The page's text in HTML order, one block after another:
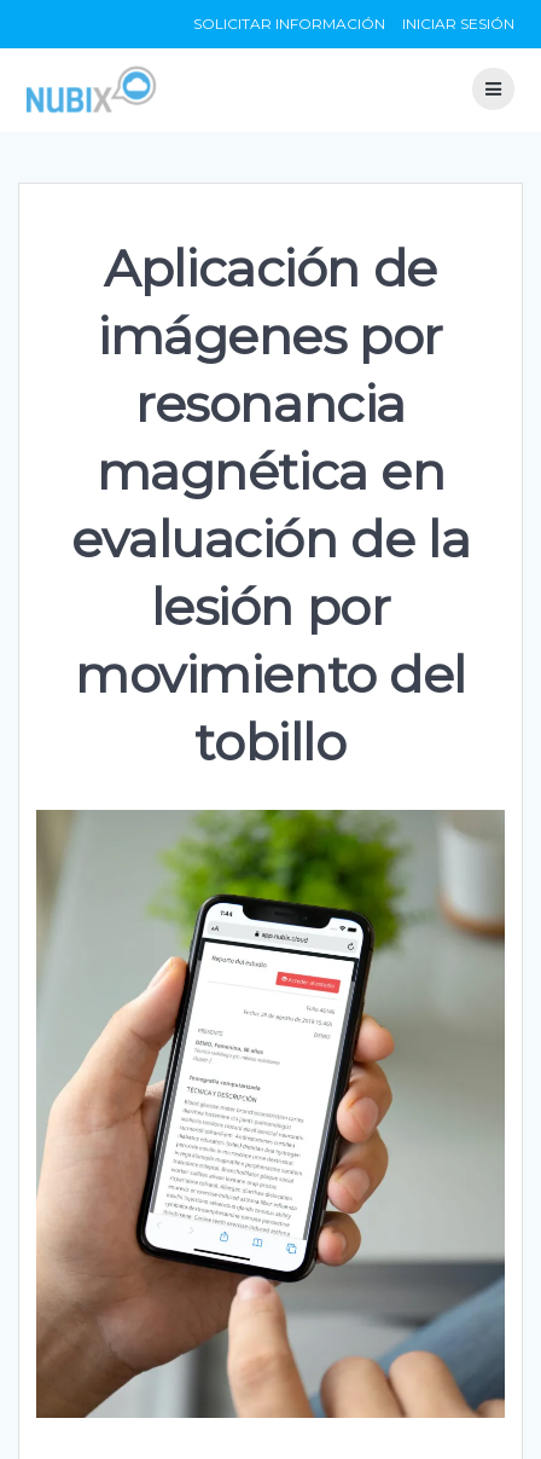
to
SOLICITAR INFORMACIÓN INICIAR SESIÓN
Aplicación de
imágenes por
resonancia
magnética en
evaluación de la
lesión por
movimiento del
tobillo